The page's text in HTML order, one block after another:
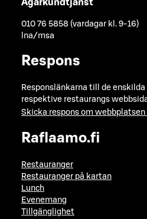
Ägarkundtjänst
010 76 5858 (vardagar kl. 9-16)
lna/msa
Respons
Responslänkarna till de
respektive restaurangs
Skicka respons om webbplatsen
Raflaamo.fi
Restauranger
Restauranger på kartan
Lunch
Evenemang
Tillgänglighet